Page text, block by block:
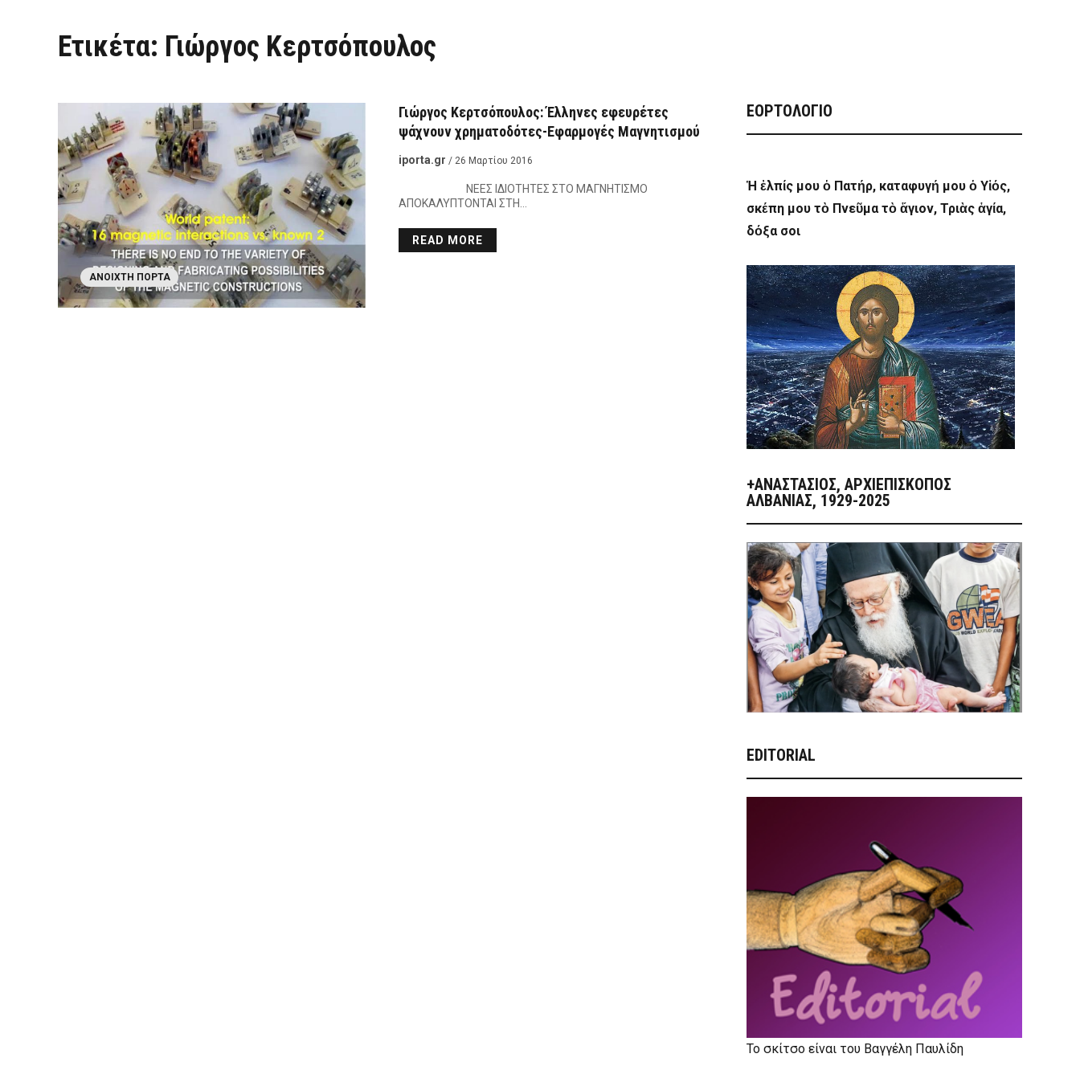
Ετικέτα: Γιώργος Κερτσόπουλος
ΑΝΟΙΧΤΉ ΠΌΡΤΑ
Γιώργος Κερτσόπουλος: Έλληνες εφευρέτες
ψάχνουν χρηματοδότες-Εφαρμογές Μαγνητισμού
iporta.gr / 26 Μαρτίου 2016
ΝΕΕΣ ΙΔΙΟΤΗΤΕΣ ΣΤΟ ΜΑΓΝΗΤΙΣΜΟ
ΑΠΟΚΑΛΥΠΤΟΝΤΑΙ ΣΤΗ…
READ MORE
ΕΟΡΤΟΛΟΓΙΟ
Ἡ ἐλπίς μου ὁ Πατήρ, καταφυγή μου ὁ Υἱός,
σκέπη μου τὸ Πνεῦμα τὸ ἅγιον, Τριὰς ἁγία,
δόξα σοι
+ΑΝΑΣΤΆΣΙΟΣ, ΑΡΧΙΕΠΊΣΚΟΠΟΣ
ΑΛΒΑΝΊΑΣ, 1929-2025
EDITORIAL
Το σκίτσο είναι του Βαγγέλη Παυλίδη